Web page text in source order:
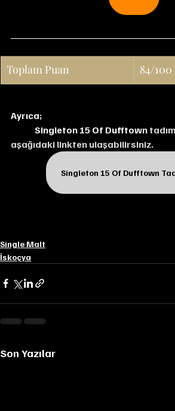
Toplam Puan 84/100
Ayrıca;
Singleton 15 Of Dufftown
aşağıdaki linkten ulaşabilirsiniz.
Singleton 15 Of Dufftown
Single Malt
İskoçya
Son Yazılar